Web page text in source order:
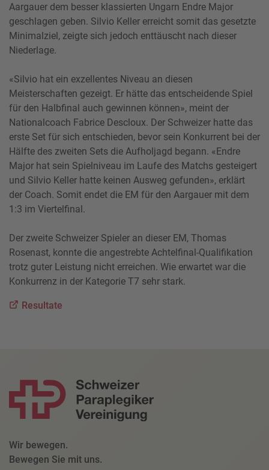
Aargauer dem besser klassierten Ungarn Endre Major
geschlagen geben. Silvio Keller erreicht somit das gesetzte
Minimalziel, zeigte sich jedoch enttäuscht nach dieser
Niederlage.
«Silvio hat ein exzellentes Niveau an diesen
Meisterschaften gezeigt. Er hätte das entscheidende Spiel
für den Halbfinal auch gewinnen können», meint der
Nationalcoach Fabrice Descloux. Der Schweizer hatte das
erste Set für sich entschieden, bevor sein Konkurrent bei der
Hälfte des zweiten Sets die Aufholjagd begann. «Endre
Major hat sein Spielniveau im Laufe des Matchs gesteigert
und Silvio Keller hatte keinen Ausweg gefunden», erklärt
der Coach. Somit endet die EM für den Aargauer mit dem
1:3 im Viertelfinal.
Der zweite Schweizer Spieler an dieser EM, Thomas
Rosenast, konnte die angestrebte Achtelfinal-Qualifikation
trotz guter Leistung nicht erreichen. Wie erwartet war die
Konkurrenz in der Kategorie T7 sehr stark.
Resultate
Wir bewegen.
Bewegen Sie mit uns.